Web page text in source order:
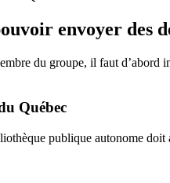
envoyer des
du groupe, il faut
Québec
publique autonome doit